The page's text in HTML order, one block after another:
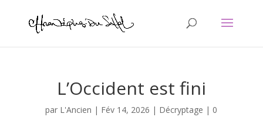
L’Occident est fini
par L'Ancien | Fév 14, 2026 | Décryptage | 0